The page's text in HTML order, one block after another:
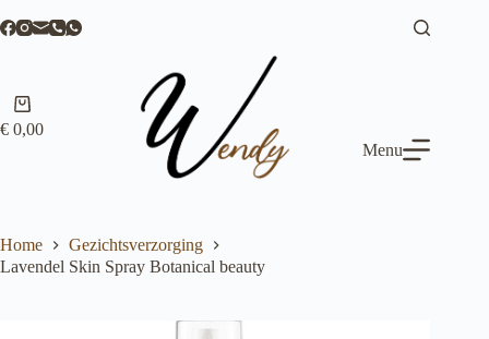
naar
Winkelwagen
€ 0,00
Menu
Home
Gezichtsverzorging
Lavendel Skin Spray Botanical beauty